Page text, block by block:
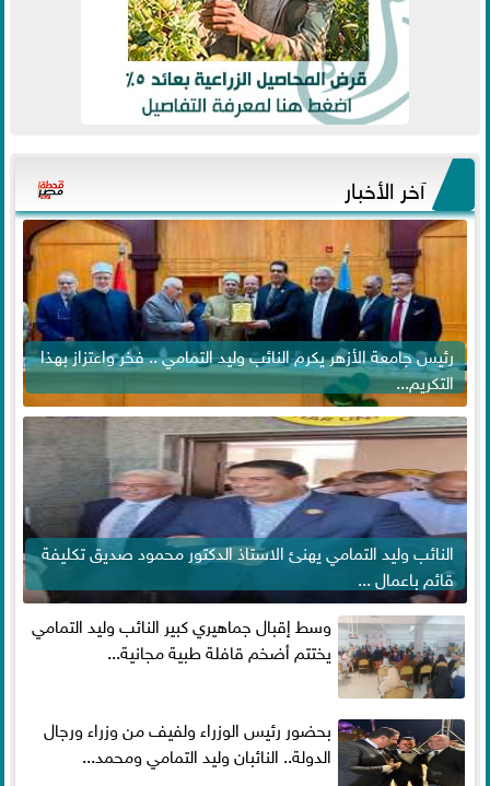
آخر الأخبار
رئيس جامعة الأزهر يكرم النائب وليد التمامي .. فخر واعتزاز بهذا
التكريم...
النائب وليد التمامي يهنئ الاستاذ الدكتور محمود صديق تكليفة
قائم باعمال ...
وسط إقبال جماهيري كبير النائب وليد التمامي
يختتم أضخم قافلة طبية مجانية...
بحضور رئيس الوزراء ولفيف من وزراء ورجال
الدولة.. النائبان وليد التمامي ومحمد...